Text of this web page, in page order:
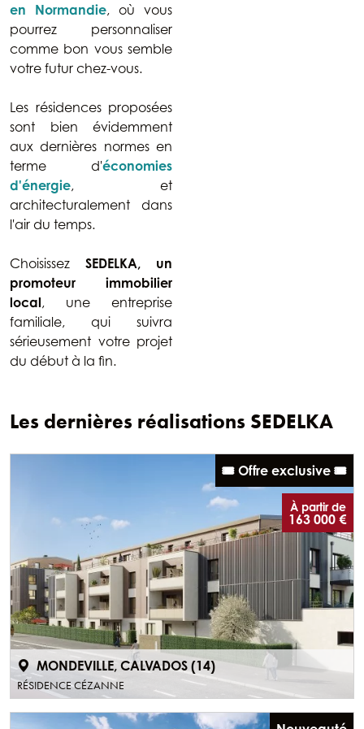
en Normandie, où vous
pourrez personnaliser
comme bon vous semble
votre futur chez-vous.
Les résidences proposées
sont bien évidemment
aux dernières normes en
terme d'économies
d'énergie, et
architecturalement dans
l'air du temps.
Choisissez SEDELKA, un
promoteur immobilier
local, une entreprise
familiale, qui suivra
sérieusement votre projet
du début à la fin.
Les dernières réalisations SEDELKA
🎟️ Offre exclusive 🎟️
À partir de
163 000 €
MONDEVILLE, CALVADOS (14)
RÉSIDENCE CÉZANNE